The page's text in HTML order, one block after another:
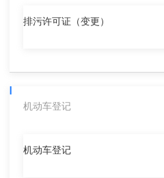
排污许可证（变更）
机动车登记
机动车登记